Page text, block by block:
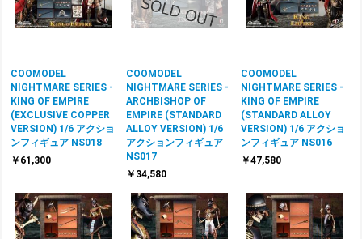
COOMODEL
NIGHTMARE SERIES -
KING OF EMPIRE
(EXCLUSIVE COPPER
VERSION) 1/6 アクショ
ンフィギュア NS018
￥61,300
COOMODEL
NIGHTMARE SERIES -
ARCHBISHOP OF
EMPIRE (STANDARD
ALLOY VERSION) 1/6
アクションフィギュア
NS017
￥34,580
COOMODEL
NIGHTMARE SERIES -
KING OF EMPIRE
(STANDARD ALLOY
VERSION) 1/6 アクショ
ンフィギュア NS016
￥47,580